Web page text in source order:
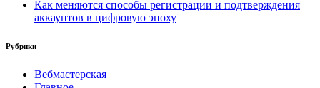
Как меняются способы регистрации и подтверждения
аккаунтов в цифровую эпоху
Рубрики
Вебмастерская